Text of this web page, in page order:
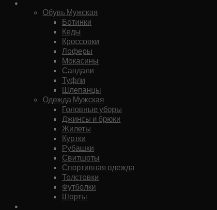
Обувь Мужская
Ботинки
Кеды
Кроссовки
Лоферы
Мокасины
Сандали
Туфли
Шлепанцы
Одежда Мужская
Головные уборы
Джинсы и брюки
Жилеты
Куртки
Рубашки
Свитшоты
Спортивная одежда
Толстовки
Футболки
Шорты